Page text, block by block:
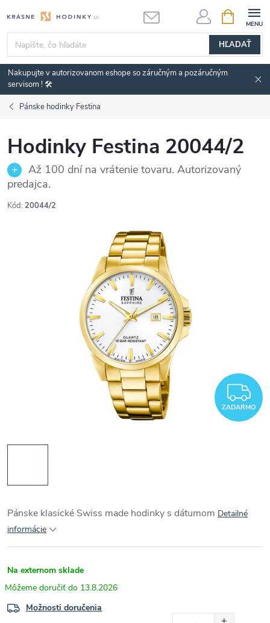
na
obsah
HĽADAŤ
KOŠÍK
Nakupujte v autorizovanom eshope so záručným a pozáručným
servisom ! 🛠️
Pánske hodinky Festina
Hodinky Festina 20044/2
Až 100 dní na vrátenie tovaru. Autorizovaný
predajca.
Kód: 20044/2
ZADARMO
Pánske klasické Swiss made hodinky s dátumom Detailné
informácie
Na externom sklade
13.8.2026
Možnosti doručenia